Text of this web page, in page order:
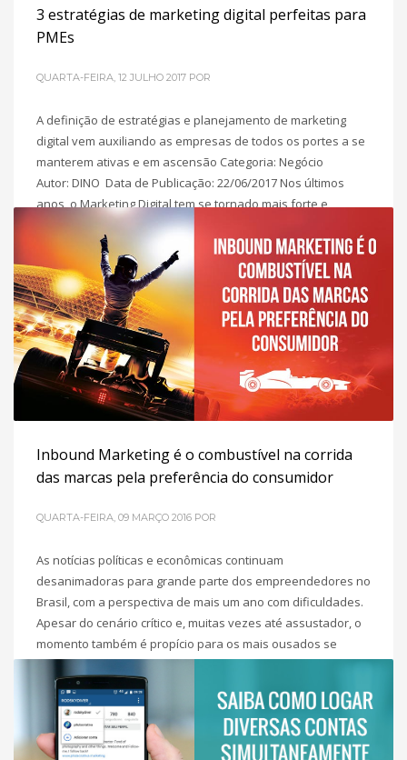
3 estratégias de marketing digital perfeitas para
PMEs
QUARTA-FEIRA, 12 JULHO 2017 POR
A definição de estratégias e planejamento de marketing
digital vem auxiliando as empresas de todos os portes a se
manterem ativas e em ascensão Categoria: Negócio
Autor: DINO Data de Publicação: 22/06/2017 Nos últimos
anos, o Marketing Digital tem se tornado mais forte e
presente na estratégia de grandes, pequenas e médias
empresas. O conceito consiste em
POSTADO EM INBOUND MARKETING,MARKETING DIGITAL PARA
PME´S
Inbound Marketing é o combustível na corrida
das marcas pela preferência do consumidor
QUARTA-FEIRA, 09 MARÇO 2016 POR
As notícias políticas e econômicas continuam
desanimadoras para grande parte dos empreendedores no
Brasil, com a perspectiva de mais um ano com dificuldades.
Apesar do cenário crítico e, muitas vezes até assustador, o
momento também é propício para os mais ousados se
destacarem da concorrência por meio da inovação. Durante
a crise, há geralmente dois
POSTADO EM INBOUND MARKETING,MARKETING DIGITAL PARA